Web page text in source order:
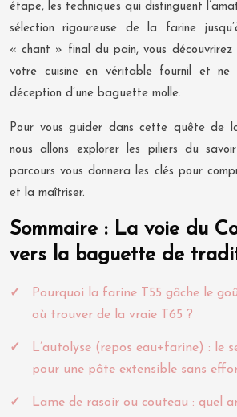
étape, les techniques qui distinguent
sélection rigoureuse de la farine
« chant » final du pain, vous découvrirez
votre cuisine en véritable fournil et ne
déception d’une baguette molle.
Pour vous guider dans cette quête de
nous allons explorer les piliers du
parcours vous donnera les clés pour
et la maîtriser.
Sommaire : La voie du
vers la baguette de
Pourquoi la farine T55 gâche le
où trouver de la vraie T65 ?
L’autolyse (repos eau+farine) : le
pour une pâte extensible sans
Lame de rasoir ou couteau : quel